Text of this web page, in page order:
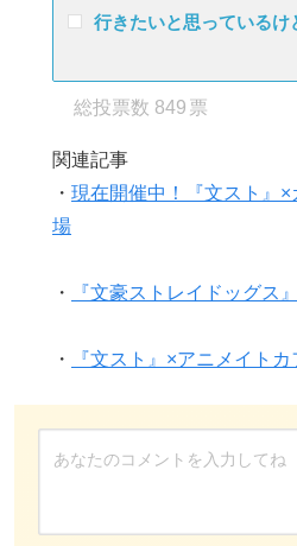
行きたいと思っているけ
849
関連記事
・ 現在開催中！『文スト』
場
・ 『文豪ストレイドッグス
・ 『文スト』×アニメイト